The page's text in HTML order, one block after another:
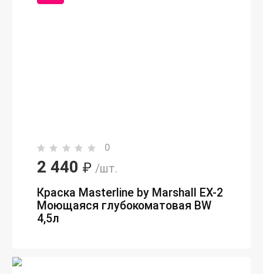
0
2 440 ₽ /шт.
Краска Masterline by Marshall EX-2
Моющаяся глубокоматовая BW
4,5л